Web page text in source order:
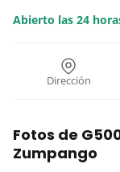
Abierto las 24
Dirección
Fotos de
Zumpango